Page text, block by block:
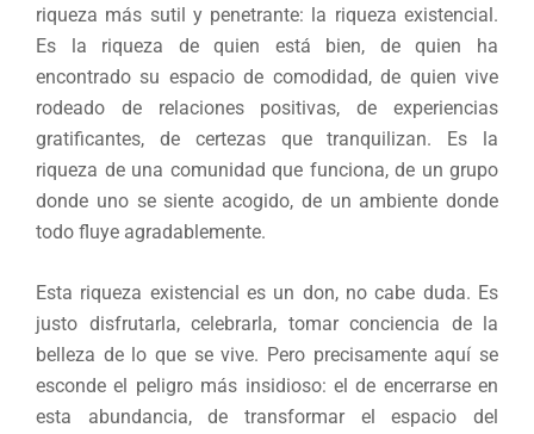
riqueza más sutil y penetrante: la riqueza existencial.
Es la riqueza de quien está bien, de quien ha
encontrado su espacio de comodidad, de quien vive
rodeado de relaciones positivas, de experiencias
gratificantes, de certezas que tranquilizan. Es la
riqueza de una comunidad que funciona, de un grupo
donde uno se siente acogido, de un ambiente donde
todo fluye agradablemente.
Esta riqueza existencial es un don, no cabe duda. Es
justo disfrutarla, celebrarla, tomar conciencia de la
belleza de lo que se vive. Pero precisamente aquí se
esconde el peligro más insidioso: el de encerrarse en
esta abundancia, de transformar el espacio del